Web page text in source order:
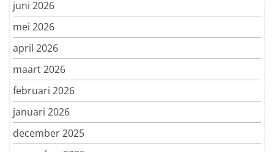
juni 2026
mei 2026
april 2026
maart 2026
februari 2026
januari 2026
december 2025